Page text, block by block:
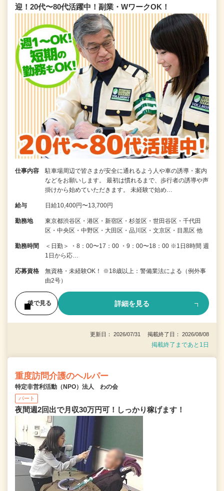
迎！20代〜80代活躍中！副業・WワークOK！
仕事内容
駐車場周辺で皆さまが安全に通れるよう人や車の誘導・案内
などをお願いします。 最初は慣れるまで、歩行者の誘導や声
掛けから始めていただきます。 未経験で始め…
給与 日給10,400円〜13,700円
勤務地
東京都渋谷区・港区・新宿区・杉並区・世田谷区・千代田
区・中央区・中野区・大田区・品川区・文京区・目黒区 他
勤務時間
＜日勤＞ ・8：00〜17：00 ・9：00〜18：00 ※1日8時間 週
1日から応…
応募資格
無資格・未経験OK！ ※18歳以上：警備業法による（例外事
由2号）
後で見る 詳細を見る
更新日： 2026/07/31 掲載終了日： 2026/08/08
掲載終了まであと1日
重度訪問介護のヘルパー
特定非営利活動（NPO）法人 わの会
パート
夜間週2回出で月収30万円可！しっかり稼げます！